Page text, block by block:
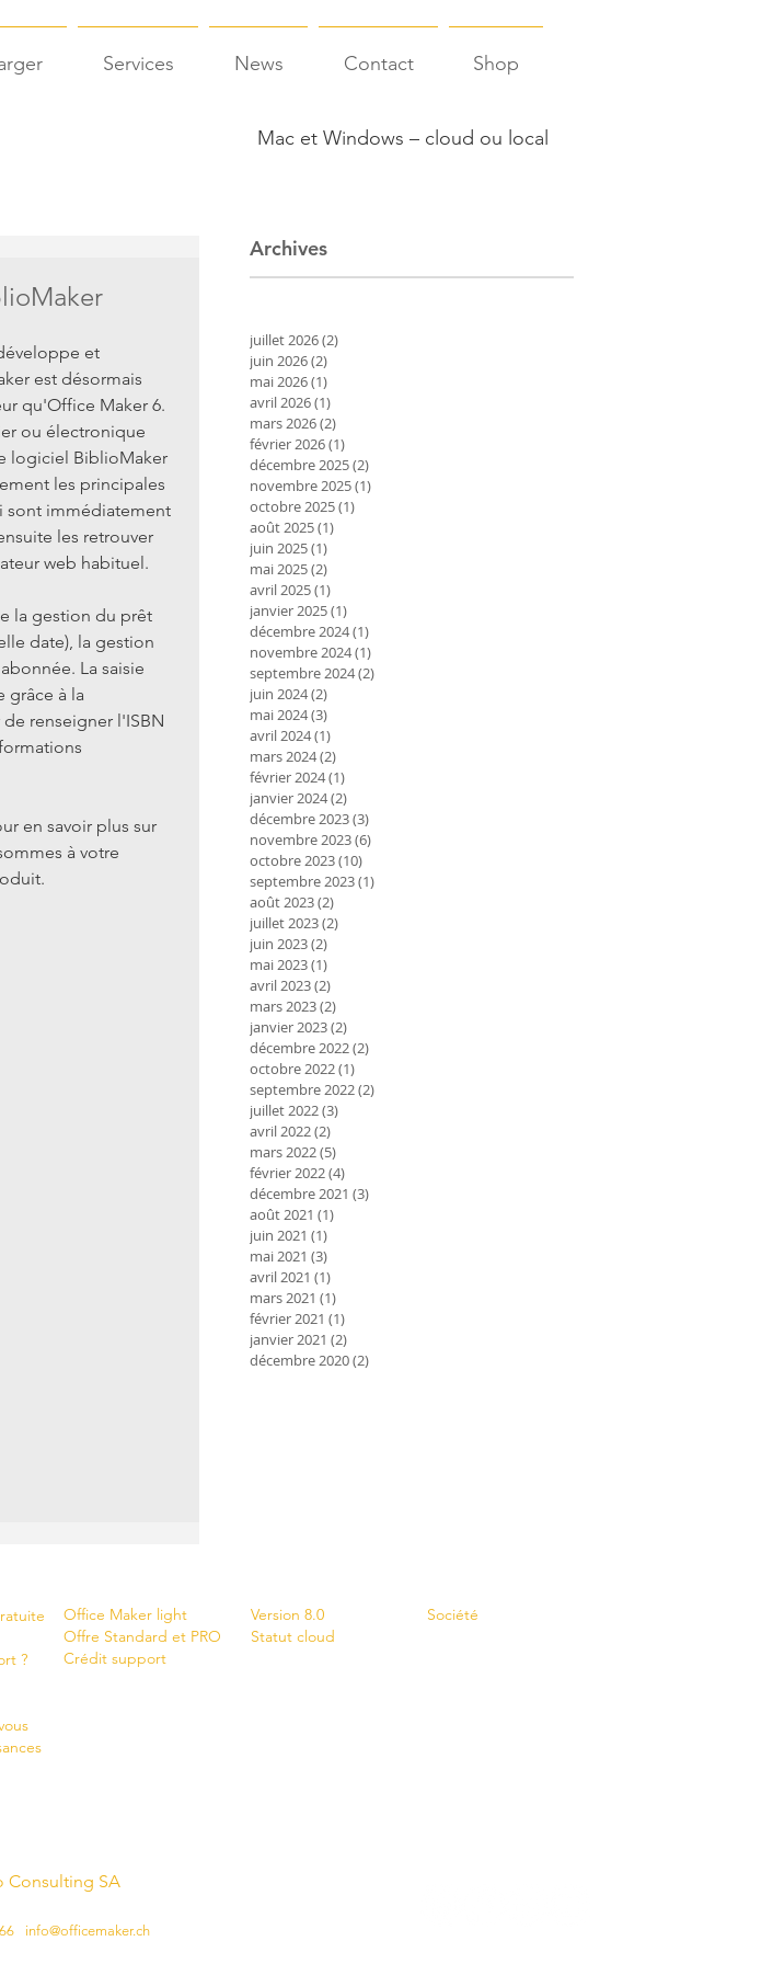
Services News Contact Shop
Mac et Windows – cloud ou local
et
est désormais
qu'Office Maker 6.
ou électronique
logiciel BiblioMaker
les principales
sont immédiatement
les retrouver
web habituel.
la gestion du prêt
date), la gestion
La saisie
grâce à la
renseigner l'ISBN
en savoir plus sur
à votre
Archives
juillet 2026(2)
juin 2026(2)
mai 2026(1)
avril 2026(1)
mars 2026(2)
février 2026(1)
décembre 2025(2)
novembre 2025(1)
octobre 2025(1)
août 2025(1)
juin 2025(1)
mai 2025(2)
avril 2025(1)
janvier 2025(1)
décembre 2024(1)
novembre 2024(1)
septembre 2024(2)
juin 2024(2)
mai 2024(3)
avril 2024(1)
mars 2024(2)
février 2024(1)
janvier 2024(2)
décembre 2023(3)
novembre 2023(6)
octobre 2023(10)
septembre 2023(1)
août 2023(2)
juillet 2023(2)
juin 2023(2)
mai 2023(1)
avril 2023(2)
mars 2023(2)
janvier 2023(2)
décembre 2022(2)
octobre 2022(1)
septembre 2022(2)
juillet 2022(3)
avril 2022(2)
mars 2022(5)
février 2022(4)
décembre 2021 (3)
août 2021 (1)
juin 2021 (1)
mai 2021 (3)
avril 2021 (1)
mars 2021 (1)
février 2021 (1)
janvier 2021 (2)
décembre 2020(2)
?
Office Maker light
Offre Standard et PRO
Crédit support
Version 8.0
Statut cloud
Société
Consulting SA
- info@officemaker.ch